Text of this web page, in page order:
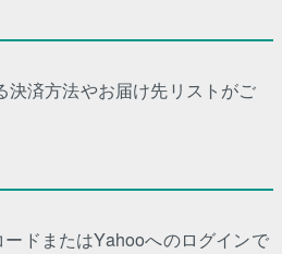
済方法やお届け先リストがご
ドまたはYahooへのログインで